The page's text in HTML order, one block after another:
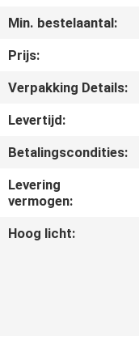
ONS
VR
SITEMAP
PRIVACY
Min. bestelaantal:
Prijs:
Verpakking Details:
Levertijd:
Betalingscondities:
Levering
vermogen:
Hoog licht: